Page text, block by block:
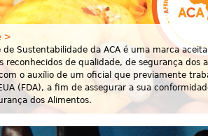
>
de Sustentabilidade da ACA é uma marca
reconhecidos de qualidade, de segurança dos
o auxílio de um oficial que previamente
(FDA), a fim de assegurar a sua
dos Alimentos.